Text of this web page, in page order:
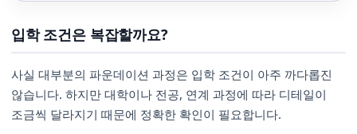
입학 조건은 복잡할까요?
사실 대부분의 파운데이션 과정은 입학 조건이 아주 까다롭진
않습니다. 하지만 대학이나 전공, 연계 과정에 따라 디테일이
조금씩 달라지기 때문에 정확한 확인이 필요합니다.